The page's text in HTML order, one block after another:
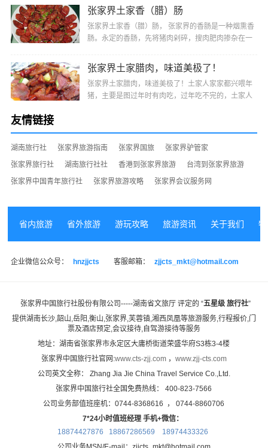
···
张家界土家香（腊）肠
张家界土家香（腊）肠， 张家界的香肠是一种烟熏香
肠。永定的香肠，先将猪肉剁碎，搜肉肥肉掺杂在一
搅···
张家界土家腊肉，味道美极了！
张家界土家腊肉，味道美极了！土家人家家都兴喂年
猪，主要是图过年时有肉吃，过年吃不完的，土家人
友情链接
湖南旅行社 张家界旅游指南 张家界国旅
张家界驴管家
张家界旅行社
湖南旅行社社 香港到张家界旅游
台湾到张家界旅游
张家界中国青年旅行社
张家界旅游攻略 张家界会议服务网
省内旅游 省外旅游 游玩攻略 旅游资讯 关于我们
企业微信公众号： hnzjjcts 客服邮箱： zjjcts_mkt@hotmail.com
张家界中国旅行社股份有限公司-----湖南省文旅厅 评定的 “五星级 旅行社”
提供湖南长沙,韶山,岳阳,衡山,张家界,芙蓉镇,湘西凤凰等旅游服务,行程报价,门
票及酒店预定,会议接待,自驾游接待等服务
地址：湖南省张家界市永定区大庸桥街道荣盛华府S3栋3-4楼
张家界中国旅行社官网:www.cts-zjj.com， www.zjj-cts.com
公司英文全称： Zhang Jia Jie China Travel Service Co.,Ltd.
张家界中国旅行社全国免费热线： 400-823-7566
公司业务部值班座机：0744-8368616 ， 0744-8860706
7*24小时值班经理 手机+微信：
18874427876 18867286569 18974433326